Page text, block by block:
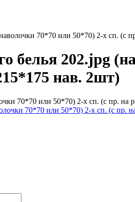
70*70 или 50*70) 2-х сп. (с
белья 202.jpg
нав. 2шт)
70*70 или 50*70) 2-х сп. (с пр. на